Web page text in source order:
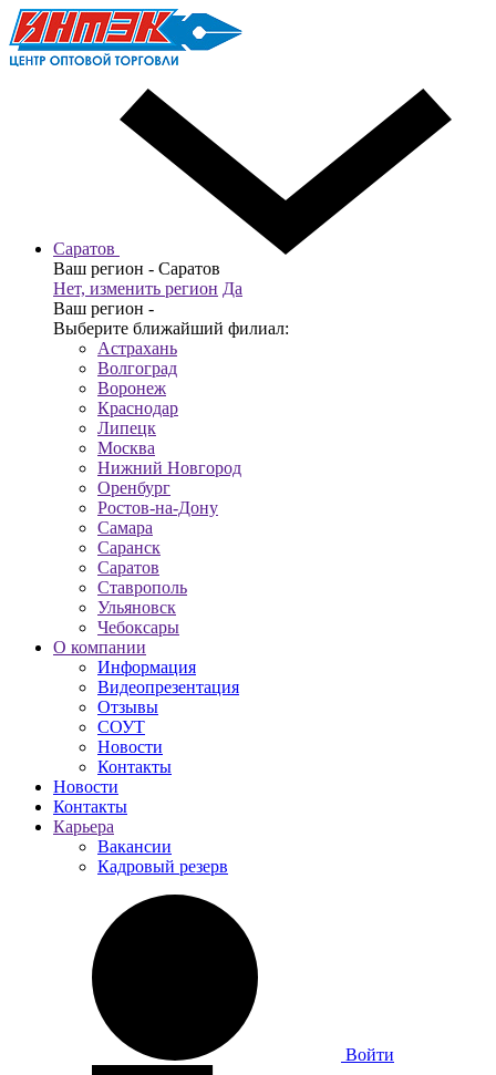
Саратов
Ваш регион - Саратов
Нет, изменить регион Да
Ваш регион -
Выберите ближайший филиал:
Астрахань
Волгоград
Воронеж
Краснодар
Липецк
Москва
Нижний Новгород
Оренбург
Ростов-на-Дону
Самара
Саранск
Саратов
Ставрополь
Ульяновск
Чебоксары
О компании
Информация
Видеопрезентация
Отзывы
СОУТ
Новости
Контакты
Новости
Контакты
Карьера
Вакансии
Кадровый резерв
Войти